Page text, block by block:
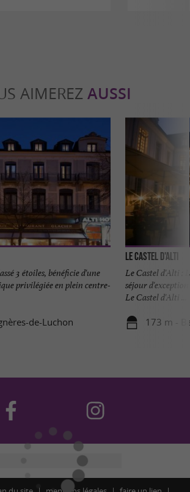
AIMEREZ AUSSI
3 étoiles, bénéficie d'une
privilégiée en plein centre-
de-Luchon
Le Castel d'Alti
Le Castel d'Alti :
séjour
Le Castel d'Alti ...
173 m -